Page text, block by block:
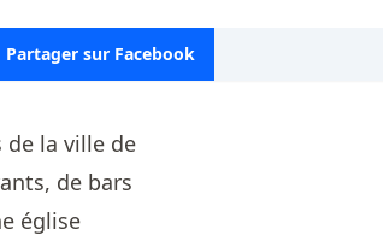
Partager sur Facebook
de la ville de
de bars
église